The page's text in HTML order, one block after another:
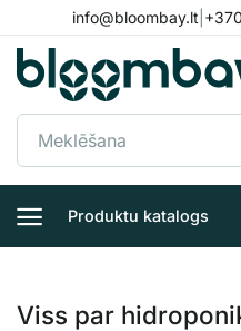
to
content
info@bloombay.lt
Meklēt:
Produktu katalogs
Viss par